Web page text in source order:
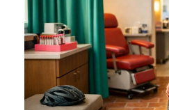
Nederlands
हिन्दी
Bahasa Indonesia
Հայերեն
Íslenska